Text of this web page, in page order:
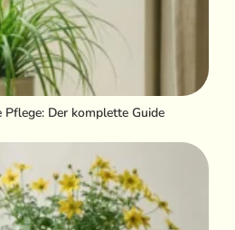
Der komplette Guide